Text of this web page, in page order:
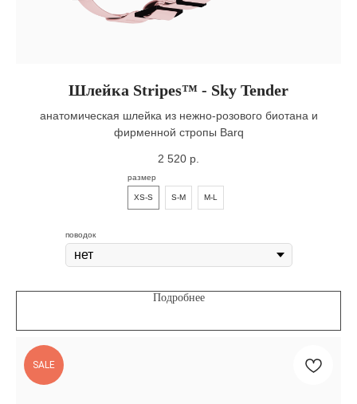
Шлейка Stripes™ - Sky Tender
анатомическая шлейка из нежно-розового биотана и
фирменной стропы Barq
2 520 р.
размер
XS-S S-M M-L
поводок
Подробнее
SALE